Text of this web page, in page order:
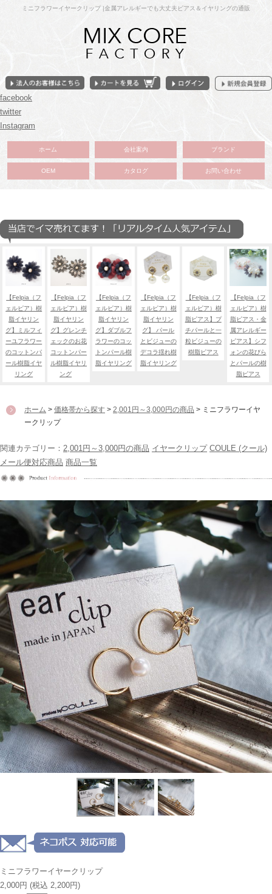
ミニフラワーイヤークリップ |金属アレルギーでも大丈夫ピアス＆イヤリングの通販
facebook
twitter
Instagram
ホーム 会社案内 ブランド
OEM カタログ お問い合わせ
【Felpia（フ
ェルピア）樹
脂イヤリン
グ】ミルフィ
ーユフラワー
のコットンパ
ール樹脂イヤ
リング
【Felpia（フ
ェルピア）樹
脂イヤリン
グ】グレンチ
ェックのお花
コットンパー
ル樹脂イヤリ
ング
【Felpia（フ
ェルピア）樹
脂イヤリン
グ】ダブルフ
ラワーのコッ
トンパール樹
脂イヤリング
【Felpia（フ
ェルピア）樹
脂イヤリン
グ】 パール
とビジューの
デコラ揺れ樹
脂イヤリング
【Felpia（フ
ェルピア）樹
脂ピアス】プ
チパールと一
粒ビジューの
樹脂ピアス
【Felpia（フ
ェルピア）樹
脂ピアス・金
属アレルギー
ピアス】シフ
ォンの花びら
とパールの樹
脂ピアス
ホーム > 価格帯から探す > 2,001円～3,000円の商品 > ミニフラワーイヤ
ークリップ
関連カテゴリー： 2,001円～3,000円の商品 イヤークリップ COULE (クール)
メール便対応商品 商品一覧
ミニフラワーイヤークリップ
2,000円 (税込 2,200円)